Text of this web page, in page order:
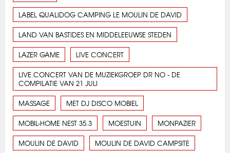
LABEL QUALIDOG CAMPING LE MOULIN DE DAVID
LAND VAN BASTIDES EN MIDDELEEUWSE STEDEN
LAZER GAME LIVE CONCERT
LIVE CONCERT VAN DE MUZIEKGROEP DR NO - DE
COMPILATIE VAN 21 JULI
MASSAGE MET DJ DISCO MOBIEL
MOBIL-HOME NEST 35.3 MOESTUIN MONPAZIER
MOULIN DE DAVID MOULIN DE DAVID CAMPSITE